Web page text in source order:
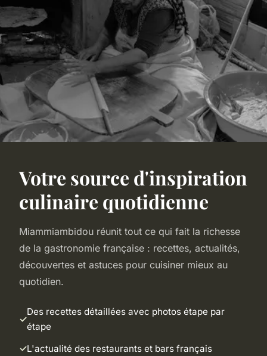
Votre source d'inspiration
culinaire quotidienne
Miammiambidou réunit tout ce qui fait la richesse
de la gastronomie française : recettes, actualités,
découvertes et astuces pour cuisiner mieux au
quotidien.
Des recettes détaillées avec photos étape par
étape
L'actualité des restaurants et bars français